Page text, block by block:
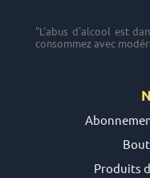
"L'abus d'alcool est
consommez avec
Produits